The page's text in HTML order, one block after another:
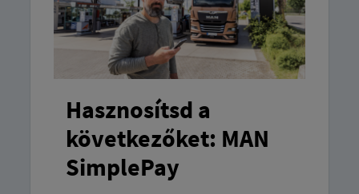
Hasznosítsd a
következőket: MAN
SimplePay